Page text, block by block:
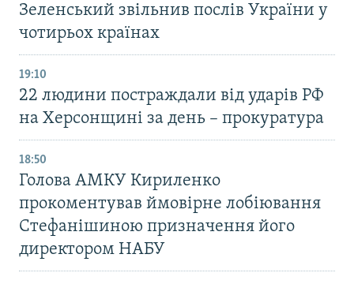
Зеленський звільнив послів України у
чотирьох країнах
19:10
22 людини постраждали від ударів РФ
на Херсонщині за день – прокуратура
18:50
Голова АМКУ Кириленко
прокоментував ймовірне лобіювання
Стефанішиною призначення його
директором НАБУ